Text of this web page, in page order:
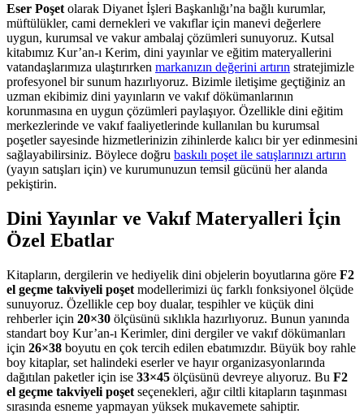
Eser Poşet olarak Diyanet İşleri Başkanlığı’na bağlı kurumlar,
müftülükler, cami dernekleri ve vakıflar için manevi değerlere
uygun, kurumsal ve vakur ambalaj çözümleri sunuyoruz. Kutsal
kitabımız Kur’an-ı Kerim, dini yayınlar ve eğitim materyallerini
vatandaşlarımıza ulaştırırken markanızın değerini artırın stratejimizle
profesyonel bir sunum hazırlıyoruz. Bizimle iletişime geçtiğiniz an
uzman ekibimiz dini yayınların ve vakıf dökümanlarının
korunmasına en uygun çözümleri paylaşıyor. Özellikle dini eğitim
merkezlerinde ve vakıf faaliyetlerinde kullanılan bu kurumsal
poşetler sayesinde hizmetlerinizin zihinlerde kalıcı bir yer edinmesini
sağlayabilirsiniz. Böylece doğru baskılı poşet ile satışlarınızı artırın
(yayın satışları için) ve kurumunuzun temsil gücünü her alanda
pekiştirin.
Dini Yayınlar ve Vakıf Materyalleri İçin
Özel Ebatlar
Kitapların, dergilerin ve hediyelik dini objelerin boyutlarına göre F2
el geçme takviyeli poşet modellerimizi üç farklı fonksiyonel ölçüde
sunuyoruz. Özellikle cep boy dualar, tespihler ve küçük dini
rehberler için 20×30 ölçüsünü sıklıkla hazırlıyoruz. Bunun yanında
standart boy Kur’an-ı Kerimler, dini dergiler ve vakıf dökümanları
için 26×38 boyutu en çok tercih edilen ebatımızdır. Büyük boy rahle
boy kitaplar, set halindeki eserler ve hayır organizasyonlarında
dağıtılan paketler için ise 33×45 ölçüsünü devreye alıyoruz. Bu F2
el geçme takviyeli poşet seçenekleri, ağır ciltli kitapların taşınması
sırasında esneme yapmayan yüksek mukavemete sahiptir.